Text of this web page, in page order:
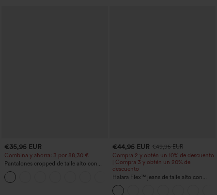
€35,95 EUR
Combina y ahorra: 3 por 88,30 €
Pantalones cropped de talle alto con
bolsillos con cremallera y efecto lino
+7
€44,95 EUR €49,95 EUR
Compra 2 y obtén un 10% de descuento
| Compra 3 y obtén un 20% de
descuento
Halara Flex™ jeans de talle alto con
bolsillos, dobladillo enrollado, pierna
ancha y efecto lavado, estilo casual